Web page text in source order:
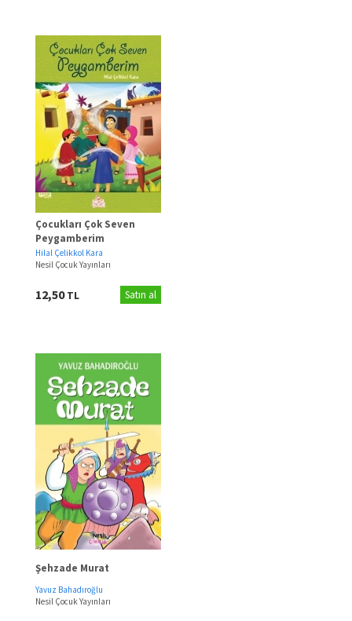
Çocukları Çok Seven
Peygamberim
Hilal Çelikkol Kara
Nesil Çocuk Yayınları
12,50TL Satın al
Şehzade Murat
Yavuz Bahadıroğlu
Nesil Çocuk Yayınları